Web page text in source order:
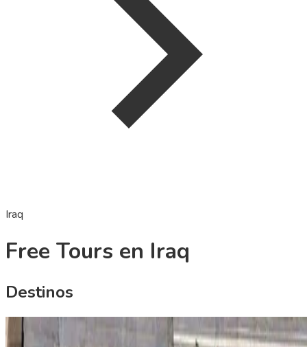
Iraq
Free Tours en Iraq
Destinos